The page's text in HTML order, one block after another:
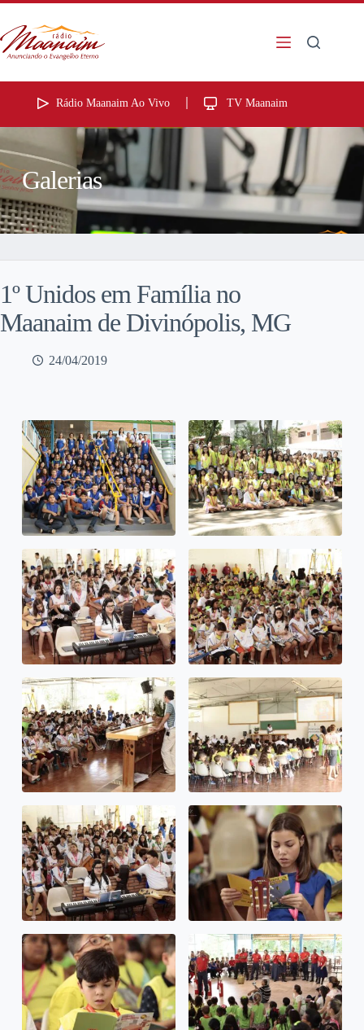
Rádio Maanaim Ao Vivo TV Maanaim
Galerias
1º Unidos em Família no
Maanaim de Divinópolis, MG
24/04/2019